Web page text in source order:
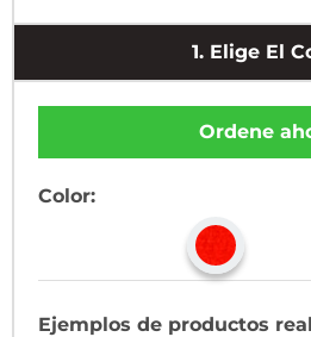
1. Elige El
Ordene
Color:
Ejemplos de productos